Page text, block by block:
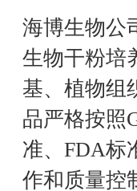
海博生物公
生物干粉培
基、植物组
品严格按照
准、FDA标
作和质量控